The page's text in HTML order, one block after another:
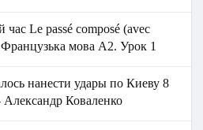
Le passé composé (avec
мова A2. Урок 1
нанести удары по Киеву 8
Коваленко